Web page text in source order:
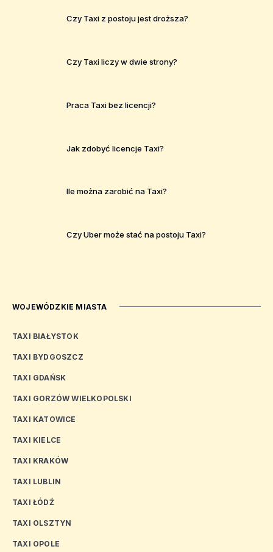
Czy Taxi z postoju jest droższa?
Czy Taxi liczy w dwie strony?
Praca Taxi bez licencji?
Jak zdobyć licencje Taxi?
Ile można zarobić na Taxi?
Czy Uber może stać na postoju Taxi?
WOJEWÓDZKIE MIASTA
TAXI BIAŁYSTOK
TAXI BYDGOSZCZ
TAXI GDAŃSK
TAXI GORZÓW WIELKOPOLSKI
TAXI KATOWICE
TAXI KIELCE
TAXI KRAKÓW
TAXI LUBLIN
TAXI ŁÓDŹ
TAXI OLSZTYN
TAXI OPOLE